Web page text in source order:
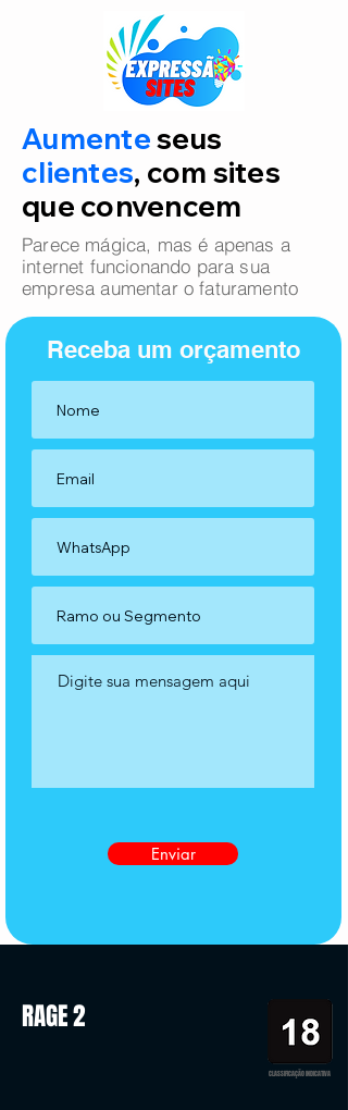
Aumenteseus
clientes, com sites
que convencem
Parece mágica, mas é apenas a
internet funcionando para sua
empresa aumentar o faturamento
Receba um orçamento
Enviar
RAGE 2
CLASSIFICAÇÃO INDICATIVA